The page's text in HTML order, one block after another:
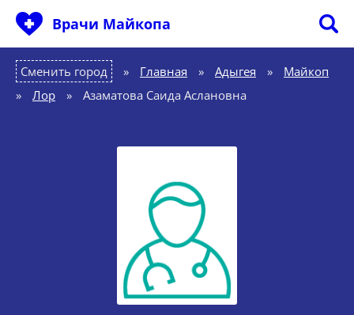
Врачи Майкопа
Сменить город Главная » Адыгея »
Майкоп
»
Лор » Азаматова Саида Аслановна